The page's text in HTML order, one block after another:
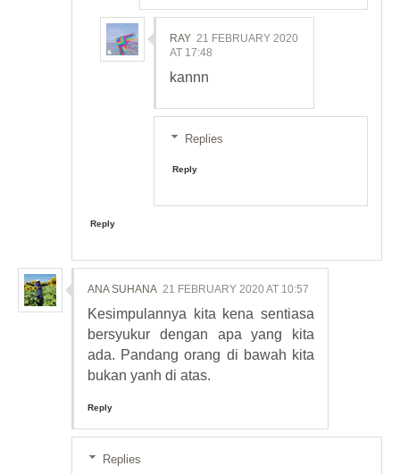
RAY 21 FEBRUARY 2020
AT 17:48
kannn
Replies
Reply
Reply
ANA SUHANA 21 FEBRUARY 2020 AT 10:57
Kesimpulannya kita kena sentiasa
bersyukur dengan apa yang kita
ada. Pandang orang di bawah kita
bukan yanh di atas.
Reply
Replies